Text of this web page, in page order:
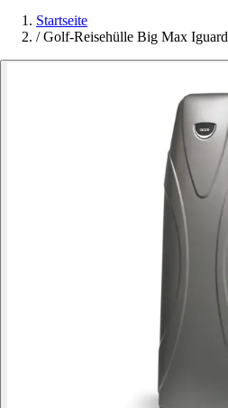
Startseite
/ Golf-Reisehülle Big Max Iguard